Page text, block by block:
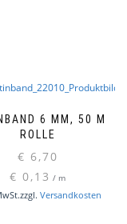
6 MM, 50 M
ROLLE
€ 6,70
€ 0,13 / m
zzgl. Versandkosten